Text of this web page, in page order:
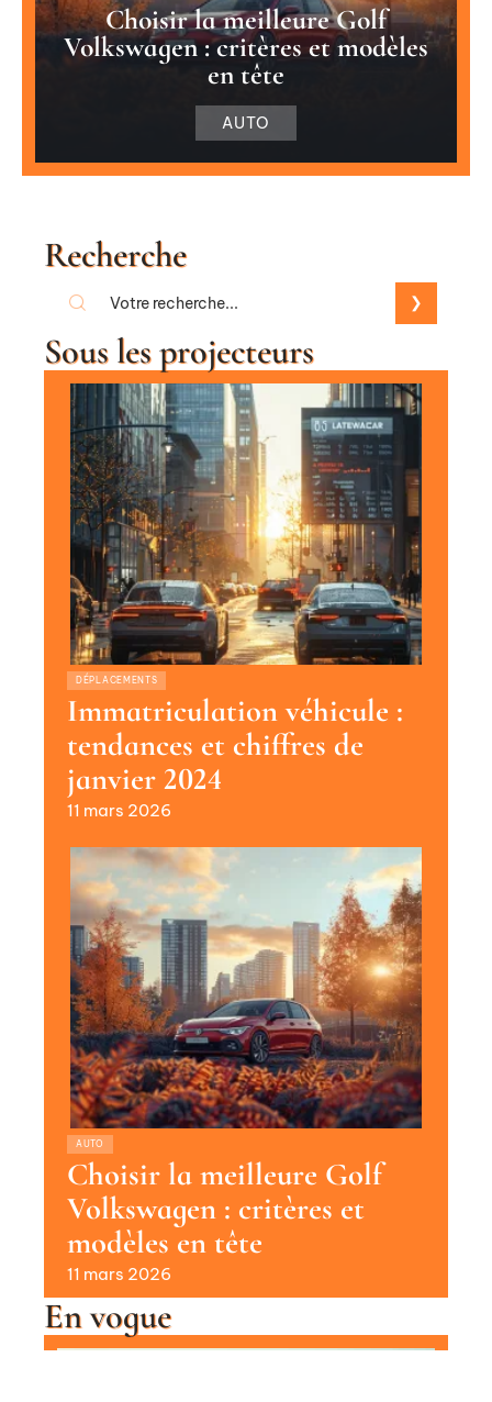
Choisir la meilleure Golf
Volkswagen : critères et modèles
en tête
AUTO
Recherche
Sous les projecteurs
DÉPLACEMENTS
Immatriculation véhicule :
tendances et chiffres de
janvier 2024
11 mars 2026
AUTO
Choisir la meilleure Golf
Volkswagen : critères et
modèles en tête
11 mars 2026
En vogue